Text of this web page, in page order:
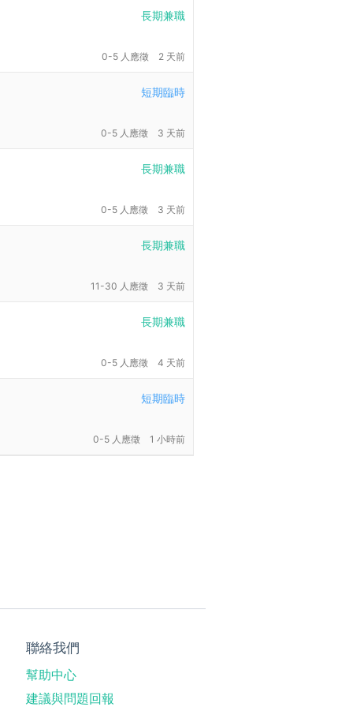
長期兼職
0-5 人應徵 2 天前
短期臨時
0-5 人應徵 3 天前
長期兼職
0-5 人應徵 3 天前
長期兼職
11-30 人應徵 3 天前
長期兼職
0-5 人應徵 4 天前
短期臨時
0-5 人應徵 1 小時前
聯絡我們
幫助中心
建議與問題回報